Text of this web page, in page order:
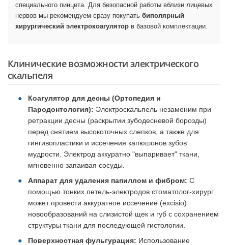
специального пинцета. Для безопасной работы вблизи лицевых
нервов мы рекомендуем сразу покупать биполярный
хирургический электрокоагулятор в базовой комплектации.
Клинические возможности электрического
скальпеля
Коагулятор для десны (Ортопедия и
Пародонтология): Электроскальпель незаменим при
ретракции десны (раскрытии зубодесневой борозды)
перед снятием высокоточных слепков, а также для
гингивопластики и иссечения капюшонов зубов
мудрости. Электрод аккуратно "выпаривает" ткани,
мгновенно запаивая сосуды.
Аппарат для удаления папиллом и фибром: С
помощью тонких петель-электродов стоматолог-хирург
может провести аккуратное иссечение (excisio)
новообразований на слизистой щек и губ с сохранением
структуры ткани для последующей гистологии.
Поверхностная фульгурация: Использование